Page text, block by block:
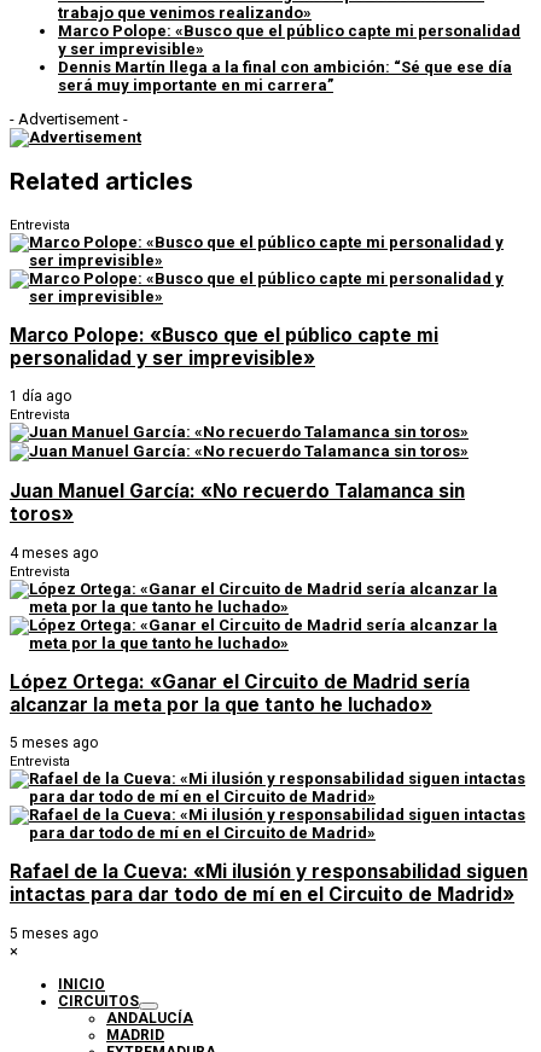
trabajo que venimos realizando»
Marco Polope: «Busco que el público capte mi personalidad
y ser imprevisible»
Dennis Martín llega a la final con ambición: “Sé que ese día
será muy importante en mi carrera”
- Advertisement -
Related articles
Entrevista
Marco Polope: «Busco que el público capte mi
personalidad y ser imprevisible»
1 día ago
Entrevista
Juan Manuel García: «No recuerdo Talamanca sin
toros»
4 meses ago
Entrevista
López Ortega: «Ganar el Circuito de Madrid sería
alcanzar la meta por la que tanto he luchado»
5 meses ago
Entrevista
Rafael de la Cueva: «Mi ilusión y responsabilidad siguen
intactas para dar todo de mí en el Circuito de Madrid»
5 meses ago
×
INICIO
CIRCUITOS
ANDALUCÍA
MADRID